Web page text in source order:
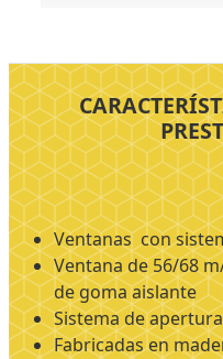
Ventanas con
Ventana de 56/68
de goma aislante
Sistema de
Fabricadas en